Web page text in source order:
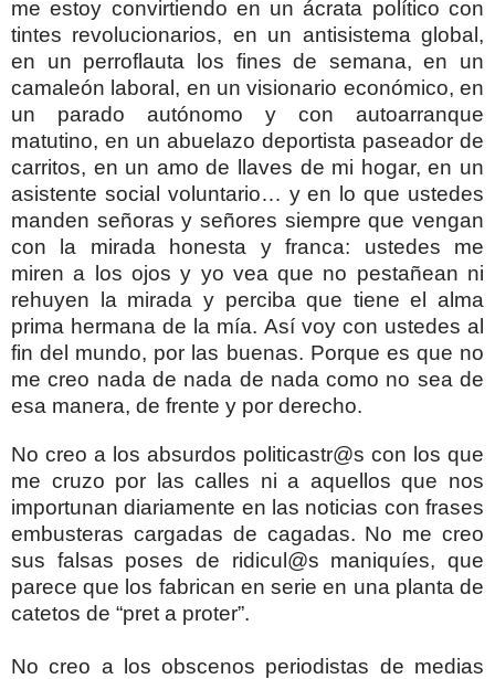
me estoy convirtiendo en un ácrata político con
tintes revolucionarios, en un antisistema global,
en un perroflauta los fines de semana, en un
camaleón laboral, en un visionario económico, en
un parado autónomo y con autoarranque
matutino, en un abuelazo deportista paseador de
carritos, en un amo de llaves de mi hogar,en un
asistente social voluntario… y en lo que ustedes
manden señoras y señores siempre que vengan
con la mirada honesta y franca: ustedes me
miren a los ojos y yo vea que no pestañean ni
rehuyen la mirada y perciba que tiene el alma
prima hermana de la mía. Así voy con ustedes al
fin del mundo, por las buenas. Porque es que no
me creo nada de nada de nada como no sea de
esa manera, de frente y por derecho.
No creo a los absurdos politicastr@s con los que
me cruzo por las calles ni a aquellos que nos
importunan diariamente en las noticias con frases
embusteras cargadas de cagadas. No me creo
sus falsas poses de ridicul@s maniquíes, que
parece que los fabrican en serie en una planta de
catetos de “pret a proter”.
No creo a los obscenos periodistas de medias